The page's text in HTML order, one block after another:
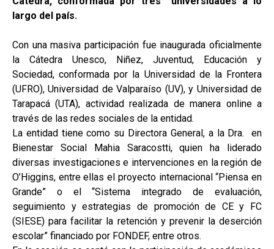
largo del país.
Con una masiva participación fue inaugurada oficialmente
la Cátedra Unesco, Niñez, Juventud, Educación y
Sociedad, conformada por la Universidad de la Frontera
(UFRO), Universidad de Valparaíso (UV), y Universidad de
Tarapacá (UTA), actividad realizada de manera online a
través de las redes sociales de la entidad.
La entidad tiene como su Directora General, a la Dra. en
Bienestar Social Mahia Saracostti, quien ha liderado
diversas investigaciones e intervenciones en la región de
O’Higgins, entre ellas el proyecto internacional “Piensa en
Grande” o el “Sistema integrado de evaluación,
seguimiento y estrategias de promoción de CE y FC
(SIESE) para facilitar la retención y prevenir la deserción
escolar” financiado por FONDEF, entre otros.